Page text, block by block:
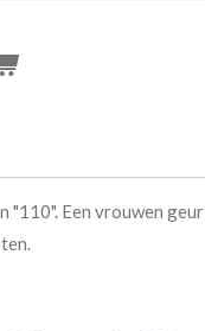
"110". Een vrouwen geur